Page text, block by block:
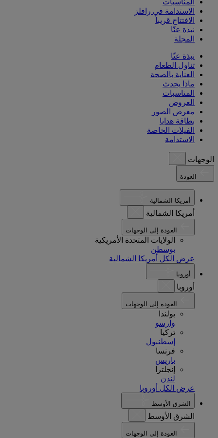
المناسبات
الاستدامة في رافلز
الافتتاح قريباً
نبذة عنّا
المجلة
نبذة عنّا
تناول الطعام
العناية بالصحة
ماذا يحدث
المناسبات
العروض
معرض الصور
بطاقة هدايا
الفيلات الخاصة
الاستدامة
الوجهات
أمريكا الشمالية
أمريكا الشمالية
الولايات المتحدة الأمريكية
بوسطن
عرض الكل أمريكا الشمالية
أوروبا
أوروبا
بولندا
وارسو
تركيا
إسطنبول
فرنسا
باريس
إنجلترا
لندن
عرض الكل أوروبا
الشرق الأوسط
الشرق الأوسط